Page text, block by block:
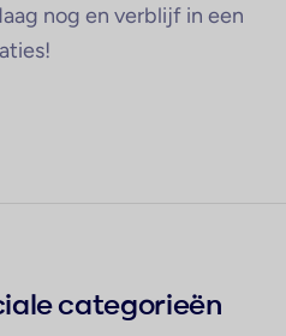
nog en verblijf in een
categorieën